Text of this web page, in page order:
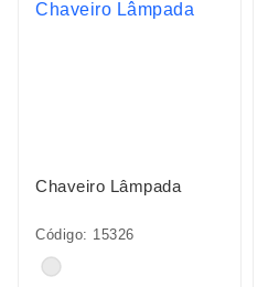
Chaveiro Lâmpada
Código: 15326